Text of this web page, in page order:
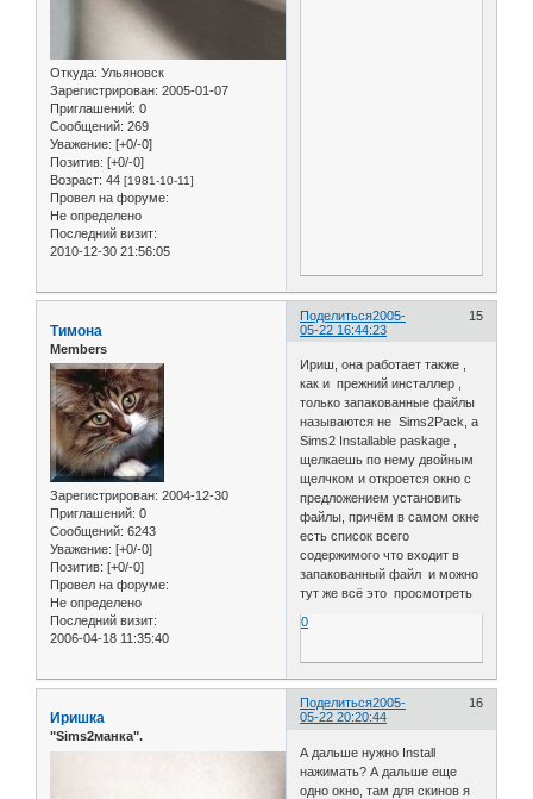
Откуда: Ульяновск
Зарегистрирован: 2005-01-07
Приглашений: 0
Сообщений: 269
Уважение: [+0/-0]
Позитив: [+0/-0]
Возраст: 44 [1981-10-11]
Провел на форуме:
Не определено
Последний визит:
2010-12-30 21:56:05
Поделиться 15
2005-
05-22 16:44:23
Тимона
Members
Зарегистрирован: 2004-12-30
Приглашений: 0
Сообщений: 6243
Уважение: [+0/-0]
Позитив: [+0/-0]
Провел на форуме:
Не определено
Последний визит:
2006-04-18 11:35:40
Ириш, она работает также ,
как и прежний инсталлер ,
только запакованные файлы
называются не Sims2Pack, а
Sims2 Installable paskage ,
щелкаешь по нему двойным
щелчком и откроется окно с
предложением установить
файлы, причём в самом окне
есть список всего
содержимого что входит в
запакованный файл и можно
тут же всё это просмотреть
0
Поделиться 16
2005-
05-22 20:20:44
Иришка
"Sims2манка".
А дальше нужно Install
нажимать? А дальше еще
одно окно, там для скинов я